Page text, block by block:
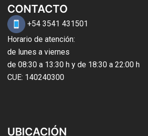
CONTACTO
+54 3541 431501
Horario de atención:
de lunes a viernes
de 08:30 a 13:30 h y de 18:30 a 22:00 h
CUE: 140240300
UBICACIÓN